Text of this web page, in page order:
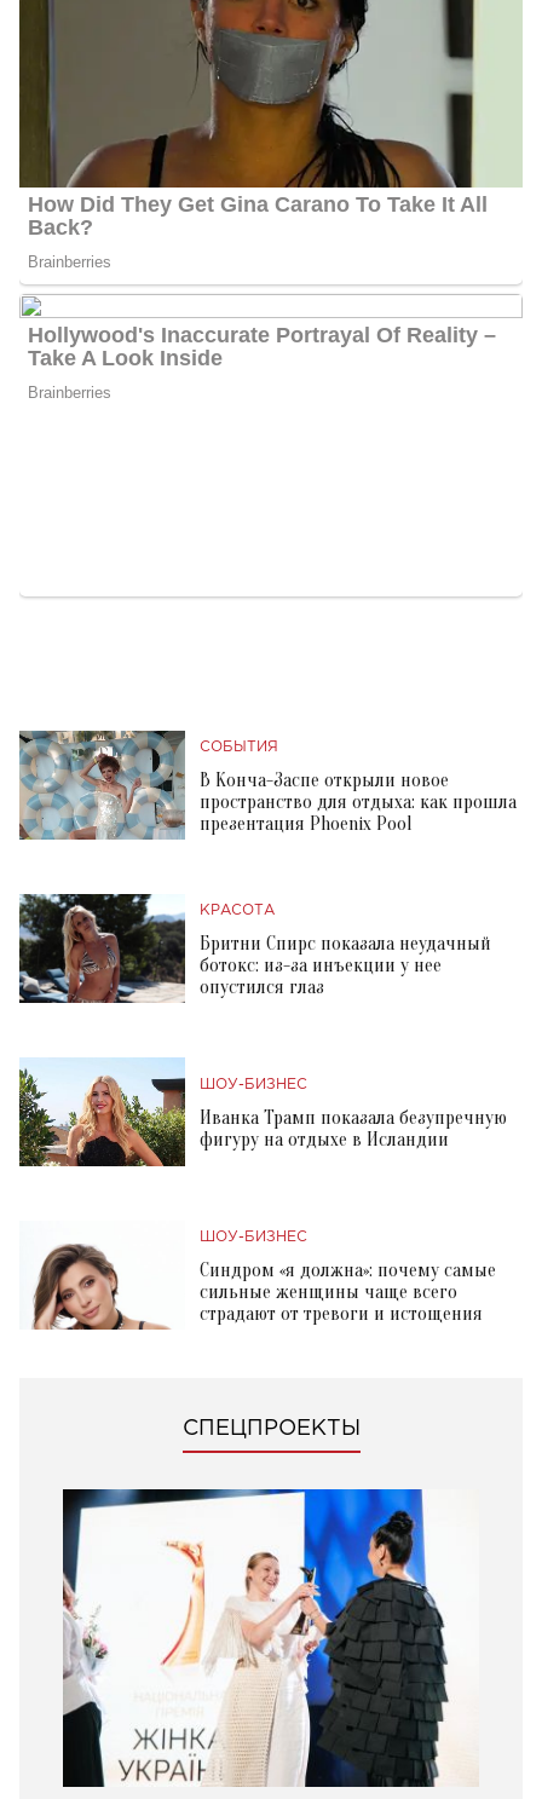
СОБЫТИЯ
В Конча-Заспе открыли новое
пространство для отдыха: как прошла
презентация Phoenix Pool
КРАСОТА
Бритни Спирс показала неудачный
ботокс: из-за инъекции у нее
опустился глаз
ШОУ-БИЗНЕС
Иванка Трамп показала безупречную
фигуру на отдыхе в Исландии
ШОУ-БИЗНЕС
Синдром «я должна»: почему самые
сильные женщины чаще всего
страдают от тревоги и истощения
СПЕЦПРОЕКТЫ